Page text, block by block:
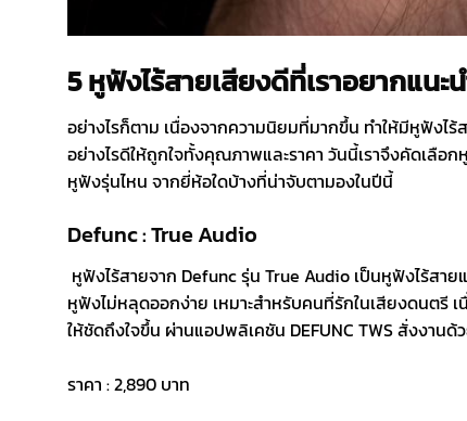
5 หูฟังไร้สายเสียงดีที่เราอยากแนะ
อย่างไรก็ตาม เนื่องจากความนิยมที่มากขึ้น ทำให้มีหูฟังไ
อย่างไรดีให้ถูกใจทั้งคุณภาพและราคา วันนี้เราจึงคัดเลื
หูฟังรุ่นไหน จากยี่ห้อใดบ้างที่น่าจับตามองในปีนี้
Defunc : True Audio
หูฟังไร้สายจาก Defunc รุ่น True Audio เป็นหูฟังไร้สา
หูฟังไม่หลุดออกง่าย เหมาะสำหรับคนที่รักในเสียงดนตรี
ให้ชัดถึงใจขึ้น ผ่านแอปพลิเคชัน DEFUNC TWS สั่งงาน
ราคา : 2,890 บาท